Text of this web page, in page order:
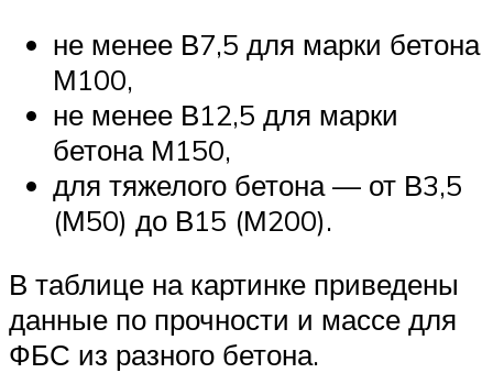
не менее В7,5 для марки бетона
М100,
не менее В12,5 для марки
бетона М150,
для тяжелого бетона — от В3,5
(М50) до В15 (М200).
В таблице на картинке приведены
данные по прочности и массе для
ФБС из разного бетона.